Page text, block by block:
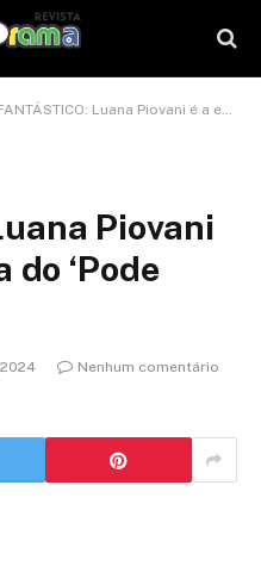
Luana Piovani é a entrevistada do ‘Pode Perguntar’
Piovani
‘Pode
Nenhum comentário